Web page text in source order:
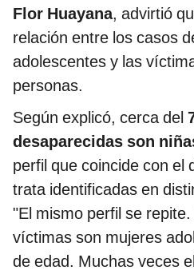
Flor Huayana, advirtió
relación entre los casos
adolescentes y las
personas.
Según explicó, cerca del
desaparecidas son
perfil que coincide con el
trata identificadas en
"El mismo perfil se
víctimas son mujeres
de edad. Muchas veces